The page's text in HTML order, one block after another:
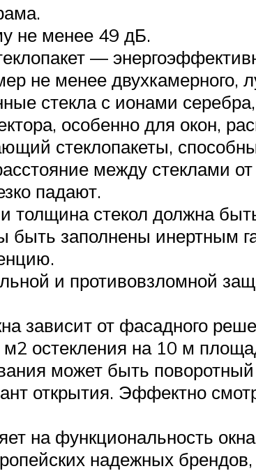
не менее 49 дБ.
—
не менее
стекла с ионами
особенно для окон,
стеклопакеты,
между стеклами
падают.
толщина стекол должна
заполнены инертным
и противовзломной
зависит от фасадного
остекления на 10 м
может быть
открытия. Эффектно
на функциональность
надежных